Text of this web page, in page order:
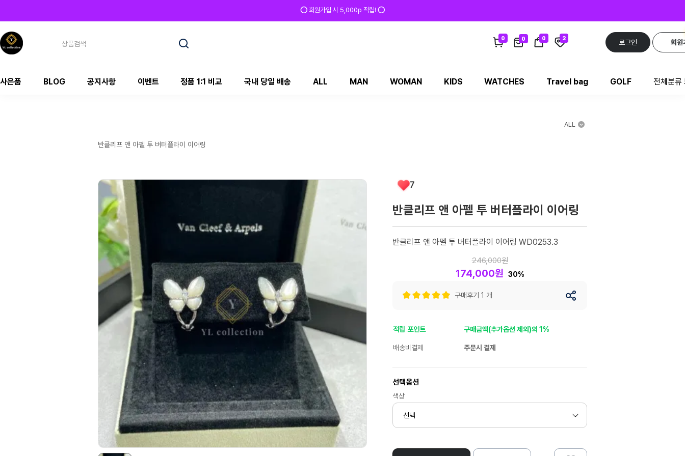
⭕ 회원가입 시 5,000p 적립! ⭕
0 0 0 2
로그인 회원
사은품 BLOG 공지사항 이벤트 정품 1:1 비교 국내 당일 배송 ALL MAN WOMAN KIDS WATCHES Travel bag GOLF 전체분류
반클리프 앤 아펠 투 버터플라이 이어링
ALL
7
반클리프 앤 아펠 투 버터플라이 이어링
반클리프 앤 아펠 투 버터플라이 이어링 WD0253.3
246,000원
174,000원 30%
구매후기 1 개
적립 포인트 구매금액(추가옵션 제외)의 1%
배송비결제 주문시 결제
선택옵션
색상